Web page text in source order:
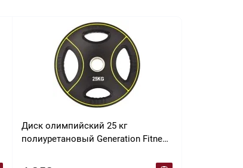
Диск олимпийский 25 кг
полиуретановый Generation Fitness